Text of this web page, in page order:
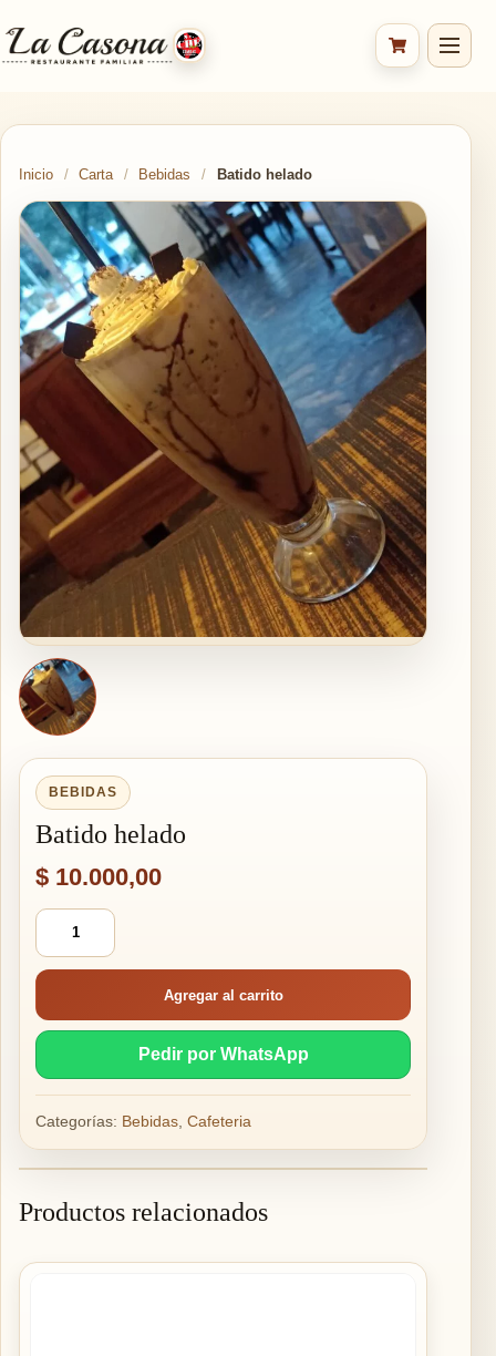
Inicio / Carta / Bebidas / Batido helado
BEBIDAS
Batido helado
$ 10.000,00
Agregar al carrito
Pedir por WhatsApp
Categorías: Bebidas ,Cafeteria
Productos relacionados